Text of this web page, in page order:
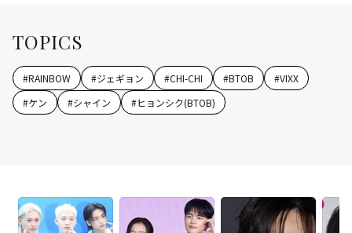
TOPICS
#RAINBOW #ジェギョン #CHI-CHI #BTOB #VIXX
#ケン #シャイン #ヒョンシク(BTOB)